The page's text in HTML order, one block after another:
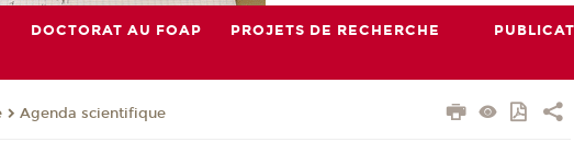
DOCTORAT AU FOAP PROJETS DE RECHERCHE
Agenda scientifique